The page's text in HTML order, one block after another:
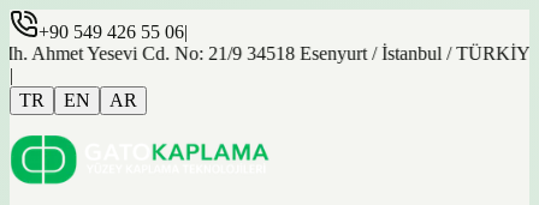
+90 549 426 55 06|
Yesevi Cd. No: 21/9 34518 Esenyurt / İstanbul / TÜRKİYE
|
TR
EN AR